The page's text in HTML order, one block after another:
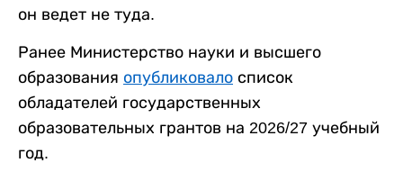
он ведет не туда.
Ранее Министерство науки и высшего
образования опубликовало список
обладателей государственных
образовательных грантов на 2026/27 учебный
год.